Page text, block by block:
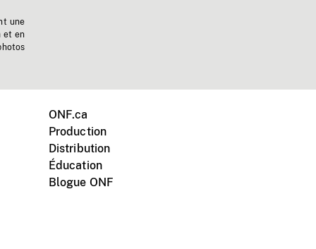
une
et en
ONF.ca
Production
Distribution
Éducation
Blogue ONF